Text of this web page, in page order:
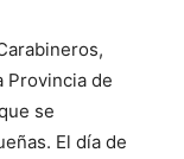
Provincia de
se
El día de